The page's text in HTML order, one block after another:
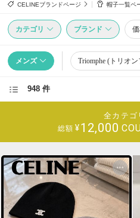
CELINEブランドページ 帽子一覧ペ
カテゴリ ブランド
メンズ Triomphe (トリオン
948 件
全カテゴ
総額 ¥12,000